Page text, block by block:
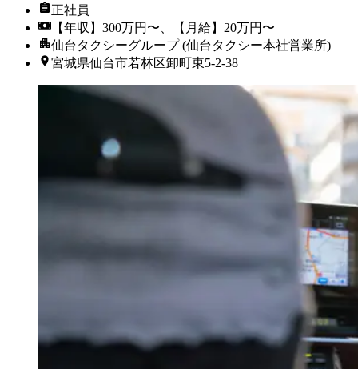
正社員
【年収】300万円〜、【月給】20万円〜
仙台タクシーグループ (仙台タクシー本社営業所)
宮城県仙台市若林区卸町東5-2-38